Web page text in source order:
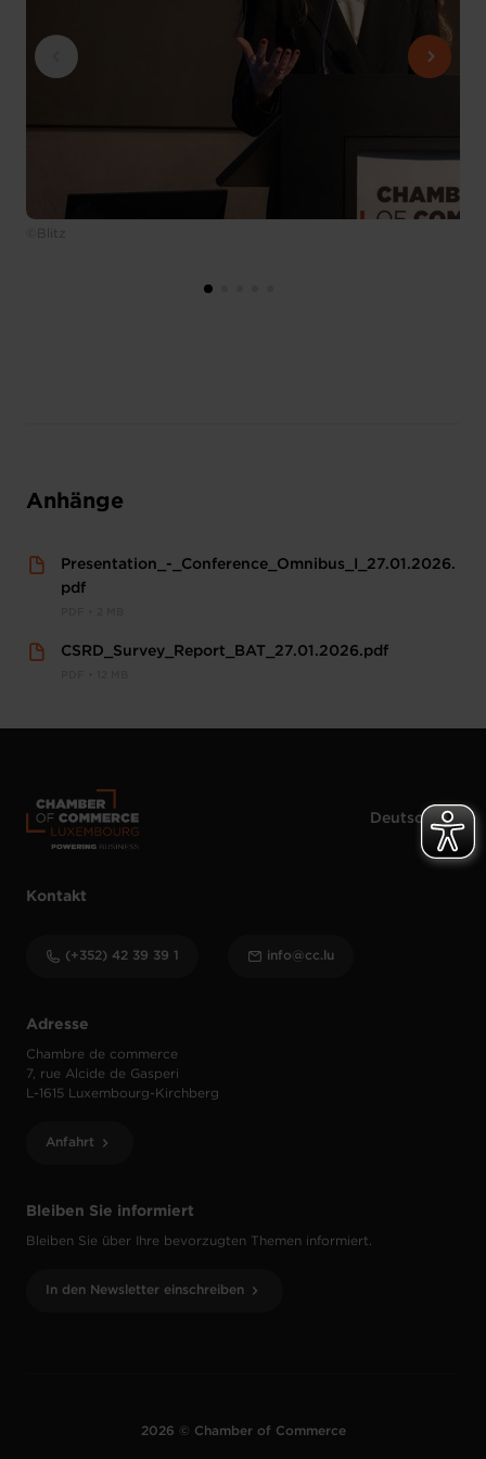
©Blitz
Anhänge
Presentation_-_Conference_Omnibus_I_27.01.2026.
pdf
CSRD_Survey_Report_BAT_27.01.2026.pdf
Bleiben Sie informiert
Bleiben Sie über Ihre bevorzugten Themen informiert.
In den Newsletter einschreiben
Adresse
Chambre de commerce
7, rue Alcide de Gasperi
L-1615 Luxembourg-Kirchberg
Anfahrt
Kontakt
(+352) 42 39 39 1 info@cc.lu
2026 © Chamber of Commerce